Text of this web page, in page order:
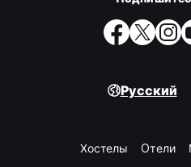
Русский
Хостелы Oтели